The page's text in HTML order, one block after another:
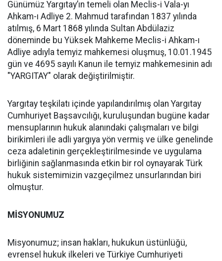
Günümüz Yargıtay’ın temeli olan Meclis-i Vala-yı
Ahkam-ı Adliye 2. Mahmud tarafından 1837 yılında
atılmış, 6 Mart 1868 yılında Sultan Abdülaziz
döneminde bu Yüksek Mahkeme Meclis-i Ahkam-ı
Adliye adıyla temyiz mahkemesi oluşmuş, 10.01.1945
gün ve 4695 sayılı Kanun ile temyiz mahkemesinin adı
"YARGITAY" olarak değiştirilmiştir.
Yargıtay teşkilatı içinde yapılandırılmış olan Yargıtay
Cumhuriyet Başsavcılığı, kuruluşundan bugüne kadar
mensuplarının hukuk alanındaki çalışmaları ve bilgi
birikimleri ile adli yargıya yön vermiş ve ülke genelinde
ceza adaletinin gerçekleştirilmesinde ve uygulama
birliğinin sağlanmasında etkin bir rol oynayarak Türk
hukuk sistemimizin vazgeçilmez unsurlarından biri
olmuştur.
MİSYONUMUZ
Misyonumuz; insan hakları, hukukun üstünlüğü,
evrensel hukuk ilkeleri ve Türkiye Cumhuriyeti